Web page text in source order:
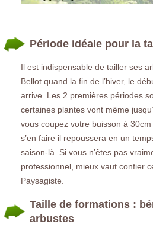
Période idéale pour la
Il est indispensable de tailler ses
Bellot quand la fin de l’hiver, le
arrive. Les 2 premières périodes
certaines plantes vont même
vous coupez votre buisson à 30cm
s’en faire il repoussera en un
saison-là. Si vous n’êtes pas
professionnel, mieux vaut confier
Paysagiste.
Taille de formations :
arbustes